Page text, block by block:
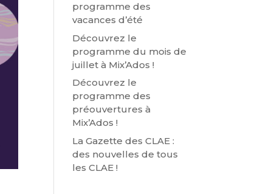
programme des
vacances d’été
Découvrez le
programme du mois de
juillet à Mix’Ados !
Découvrez le
programme des
préouvertures à
Mix’Ados !
La Gazette des CLAE :
des nouvelles de tous
les CLAE !